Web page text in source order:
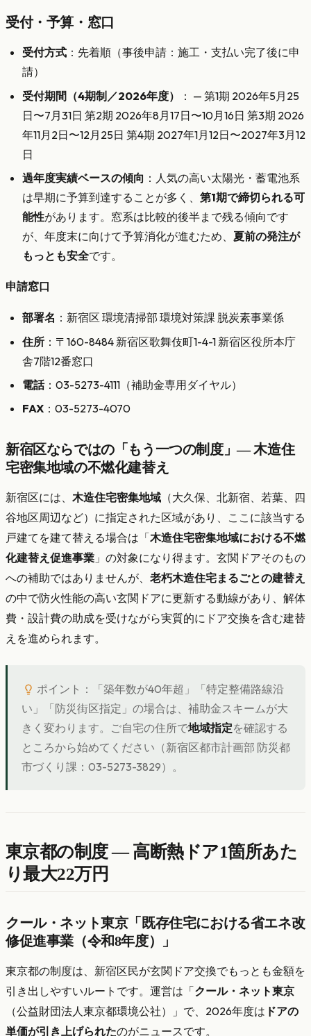
受付・予算・窓口
受付方式 ：先着順（事後申請：施工・支払い完了後に申
請）
受付期間（4期制／2026年度）
： — 第1期 2026年5月25
日〜7月31日 第2期 2026年8月17日〜10月16日 第3期 2026
年11月2日〜12月25日 第4期 2027年1月12日〜2027年3月12
日
過年度実績ベースの傾向 ：人気の高い太陽光・蓄電池系
は早期に予算到達することが多く、 第1期で締切られる可
能性があります。窓系は比較的後半まで残る傾向です
が、年度末に向けて予算消化が進むため、 夏前の発注が
もっとも安全です。
申請窓口
部署名 ：新宿区 環境清掃部 環境対策課 脱炭素事業係
住所 ：〒160-8484 新宿区歌舞伎町1-4-1 新宿区役所本庁
舎7階12番窓口
電話：03-5273-4111（補助金専用ダイヤル）
FAX ：03-5273-4070
新宿区ならではの「もう一つの制度」— 木造住
宅密集地域の不燃化建替え
新宿区には、 木造住宅密集地域 （大久保、北新宿、若葉、四
谷地区周辺など）に指定された区域があり、ここに該当する
戸建てを建て替える場合は「木造住宅密集地域における不燃
化建替え促進事業 」の対象になり得ます。玄関ドアそのもの
への補助ではありませんが、 老朽木造住宅まるごとの建替え
の中で防火性能の高い玄関ドアに更新する動線があり、解体
費・設計費の助成を受けながら実質的にドア交換を含む建替
えを進められます。
ポイント：「築年数が40年超」「特定整備路線沿
い」「防災街区指定」の場合は、補助金スキームが大
きく変わります。ご自宅の住所で地域指定を確認する
ところから始めてください（新宿区都市計画部 防災都
市づくり課：03-5273-3829）。
東京都の制度 — 高断熱ドア1箇所あた
り最大22万円
クール・ネット東京「既存住宅における省エネ改
修促進事業（令和8年度）」
東京都の制度は、新宿区民が玄関ドア交換でもっとも金額を
引き出しやすいルートです。運営は「クール・ネット東京
（公益財団法人東京都環境公社）」で、2026年度は ドアの
単価が引き上げられたのがニュースです。